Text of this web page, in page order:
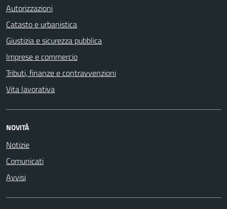
Autorizzazioni
Catasto e urbanistica
Giustizia e sicurezza pubblica
Imprese e commercio
Tributi, finanze e contravvenzioni
Vita lavorativa
NOVITÀ
Notizie
Comunicati
Avvisi